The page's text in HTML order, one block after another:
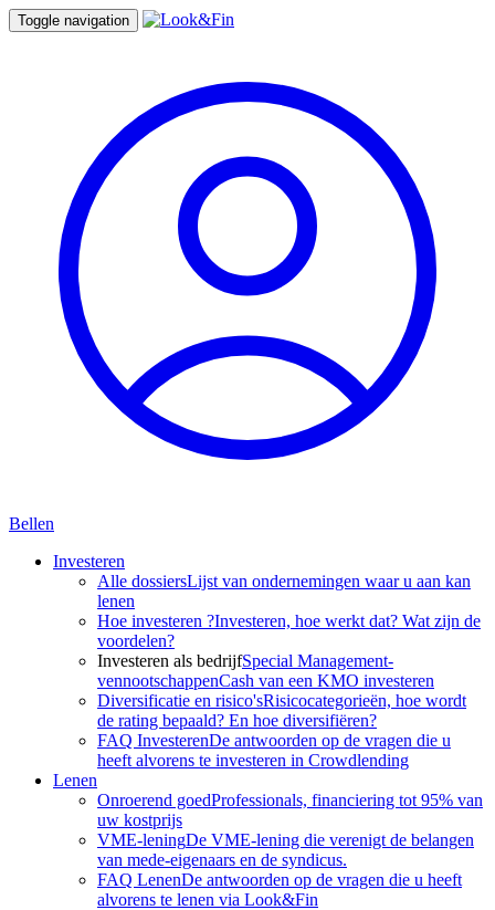
Toggle navigation
Bellen
Investeren
Alle dossiersLijst van ondernemingen waar u aan kan
lenen
Hoe investeren ?Investeren, hoe werkt dat? Wat zijn de
voordelen?
Investeren als bedrijfSpecial Management-
vennootschappenCash van een KMO investeren
Diversificatie en risico'sRisicocategorieën, hoe wordt
de rating bepaald? En hoe diversifiëren?
FAQ InvesterenDe antwoorden op de vragen die u
heeft alvorens te investeren in Crowdlending
Lenen
Onroerend goedProfessionals, financiering tot 95% van
uw kostprijs
VME-leningDe VME-lening die verenigt de belangen
van mede-eigenaars en de syndicus.
FAQ LenenDe antwoorden op de vragen die u heeft
alvorens te lenen via Look&Fin